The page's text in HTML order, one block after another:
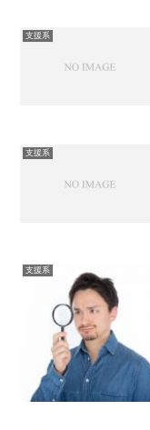
支援系
支援系
支援系